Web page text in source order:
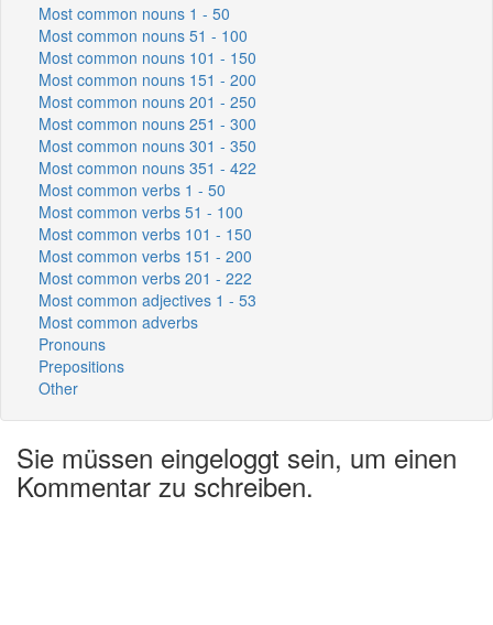
Most common nouns 1 - 50
Most common nouns 51 - 100
Most common nouns 101 - 150
Most common nouns 151 - 200
Most common nouns 201 - 250
Most common nouns 251 - 300
Most common nouns 301 - 350
Most common nouns 351 - 422
Most common verbs 1 - 50
Most common verbs 51 - 100
Most common verbs 101 - 150
Most common verbs 151 - 200
Most common verbs 201 - 222
Most common adjectives 1 - 53
Most common adverbs
Pronouns
Prepositions
Other
Sie müssen eingeloggt sein, um einen
Kommentar zu schreiben.